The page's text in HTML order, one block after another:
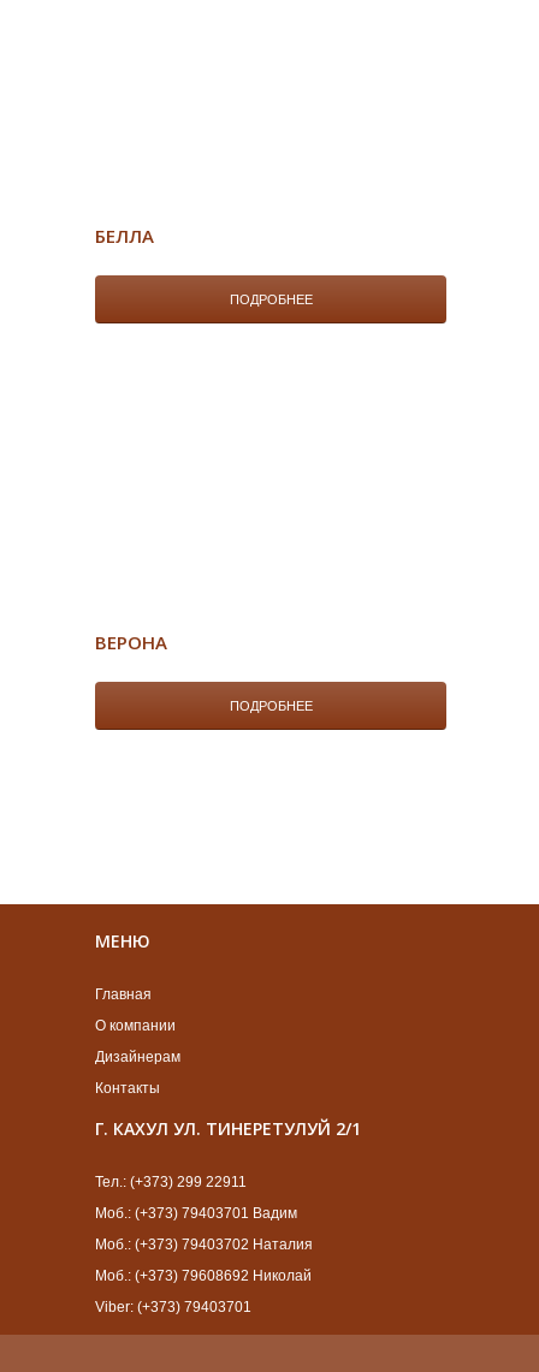
БЕЛЛА
ПОДРОБНЕЕ
ВЕРОНА
ПОДРОБНЕЕ
МЕНЮ
Главная
О компании
Дизайнерам
Контакты
Г. КАХУЛ УЛ. ТИНЕРЕТУЛУЙ 2/1
Тел.: (+373) 299 22911
Моб.: (+373) 79403701 Вадим
Моб.: (+373) 79403702 Наталия
Моб.: (+373) 79608692 Николай
Viber: (+373) 79403701